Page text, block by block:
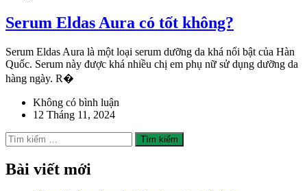
Serum Eldas Aura có tốt không?
Serum Eldas Aura là một loại serum dưỡng da khá nổi bật của Hàn
Quốc. Serum này được khá nhiều chị em phụ nữ sử dụng dưỡng da
hàng ngày. R�
Không có bình luận
12 Tháng 11, 2024
Tìm
kiếm
cho:
Bài viết mới